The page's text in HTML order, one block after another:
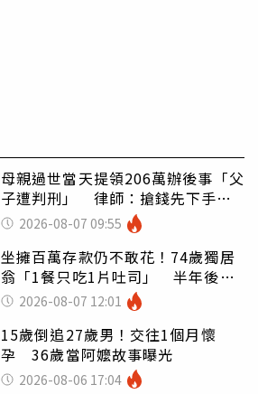
母親過世當天提領206萬辦後事「父
子遭判刑」 律師：搶錢先下手是
罪 2026-08-07 09:55
坐擁百萬存款仍不敢花！74歲獨居
翁「1餐只吃1片吐司」 半年後暴
瘦嚇壞女兒
2026-08-07 12:01
15歲倒追27歲男！交往1個月懷
孕 36歲當阿嬤故事曝光
2026-08-06 17:04